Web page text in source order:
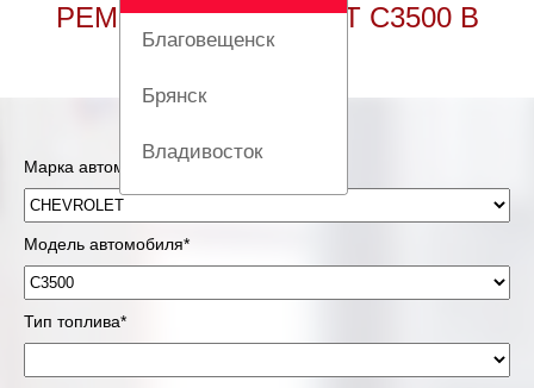
Благовещенск
Брянск
Владивосток
Екатеринбург
Киров
РЕМОНТ CHEVROLET C3500 В
МОСКВЕ
Марка автомобиля*
Модель автомобиля*
Тип топлива*